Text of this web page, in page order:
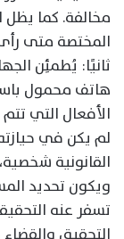
مخالفة. كما
المختصة متى
ثانيًا: يُطمئِن
هاتف محمول
الأفعال التي
لم يكن في
القانونية
ويكون تحديد
تسفر عنه